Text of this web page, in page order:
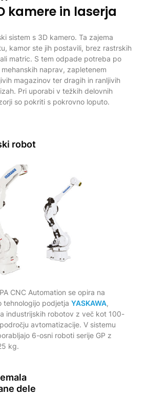
kamere in laserja
sistem s 3D kamero. Ta zajema
kamor ste jih postavili, brez rastrskih
matric. S tem odpade potreba po
naprav, zapletenem
magazinov ter dragih in ranljivih
Pri uporabi v težkih delovnih
so pokriti s pokrovno loputo.
robot
CNC Automation se opira na
tehnologijo podjetja YASKAWA,
industrijskih robotov z več kot 100-
avtomatizacije. V sistemu
6-osni roboti serije GP z
kg.
dele